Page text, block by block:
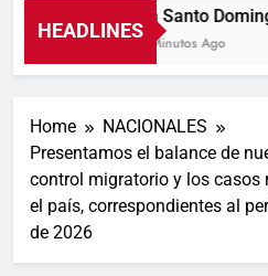
HEADLINES
En Santo
8 Minutos Ago
Home
NACIONALES
Presentamos el balance de
control migratorio y los casos
el país, correspondientes al
de 2026